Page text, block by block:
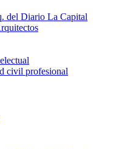
del Diario La Capital
civil profesional